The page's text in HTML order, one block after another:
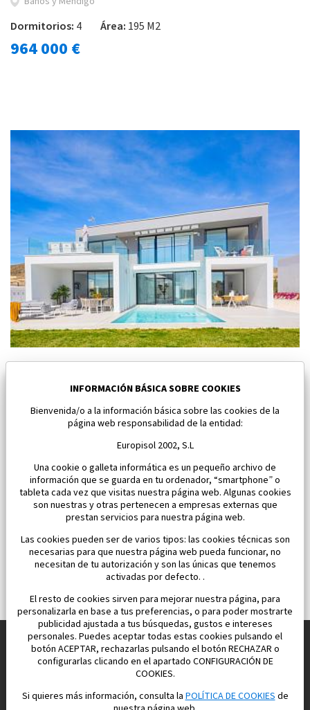
Dormitorios: 4 Área: 195 M2
964 000 €
Baños y Mendigo
Dormitorios:4 Área:202 M2
1 101 500 €
Construimos y vendemos propiedades
para su vida feliz en España
INFORMACIÓN BÁSICA SOBRE COOKIES
Bienvenida/o a la información básica sobre las cookies de la
página web responsabilidad de la entidad:
Europisol 2002, S.L
Una cookie o galleta informática es un pequeño archivo de
información que se guarda en tu ordenador, “smartphone” o
tableta cada vez que visitas nuestra página web. Algunas cookies
son nuestras y otras pertenecen a empresas externas que
prestan servicios para nuestra página web.
Las cookies pueden ser de varios tipos: las cookies técnicas son
necesarias para que nuestra página web pueda funcionar, no
necesitan de tu autorización y son las únicas que tenemos
activadas por defecto. .
El resto de cookies sirven para mejorar nuestra página, para
personalizarla en base a tus preferencias, o para poder mostrarte
publicidad ajustada a tus búsquedas, gustos e intereses
personales. Puedes aceptar todas estas cookies pulsando el
botón ACEPTAR, rechazarlas pulsando el botón RECHAZAR o
configurarlas clicando en el apartado CONFIGURACIÓN DE
COOKIES.
Si quieres más información, consulta laPOLÍTICA DE COOKIESde